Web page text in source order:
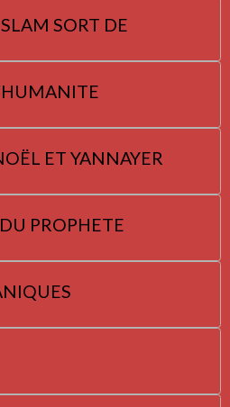
SORT DE
ET YANNAYER
PROPHETE